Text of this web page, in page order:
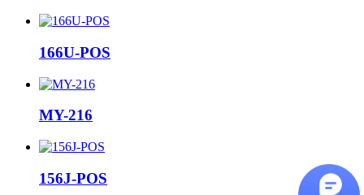
166U-POS
MY-216
156J-POS